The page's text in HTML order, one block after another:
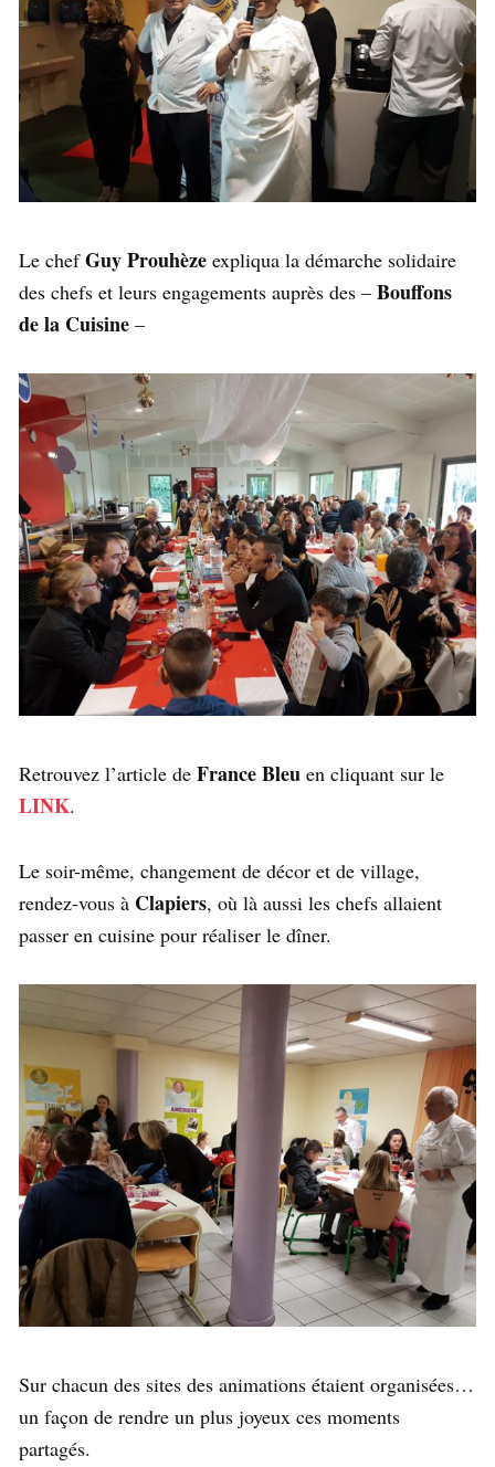
Le chefGuy Prouhèze expliqua la démarche solidaire
des chefs et leurs engagements auprès des – Bouffons
de la Cuisine –
Retrouvez l’article de France Bleu en cliquant sur le
LINK.
Le soir-même, changement de décor et de village,
rendez-vous à Clapiers, où là aussi les chefs allaient
passer en cuisine pour réaliser le dîner.
Sur chacun des sites des animations étaient organisées…
un façon de rendre un plus joyeux ces moments
partagés.